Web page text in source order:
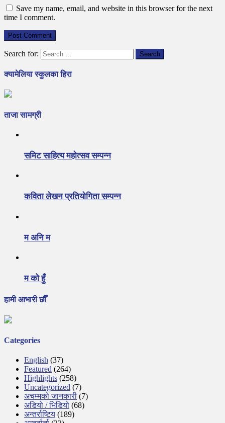
Save my name, email, and website in this browser for the next
time I comment.
Search for:
क्यामेलिया स्कुलका हिरा
ताजा सामग्री
समिट साहित्य महोत्सव सम्पन्न
कविता लेखन प्रतियोगिता सम्पन्न
म अनि म
म को हुँ
हामी आभारी छौँ
Categories
English (37)
Featured (264)
Highlights (258)
Uncategorized (7)
अचम्मको जानकारी (7)
अडियो / भिडियो (68)
अन्तर्राष्टिय (189)